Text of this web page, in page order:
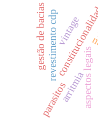
aspectos legais
revestimento cdpvintage
arritmia
gestão de bacias
parasitos